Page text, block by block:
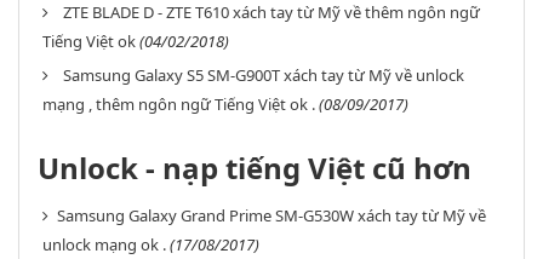
ZTE BLADE D - ZTE T610 xách tay từ Mỹ về thêm ngôn ngữ
Tiếng Việt ok(04/02/2018)
Samsung Galaxy S5 SM-G900T xách tay từ Mỹ về unlock
mạng , thêm ngôn ngữ Tiếng Việt ok .(08/09/2017)
Unlock - nạp tiếng Việt cũ hơn
Samsung Galaxy Grand Prime SM-G530W xách tay từ Mỹ về
unlock mạng ok .(17/08/2017)